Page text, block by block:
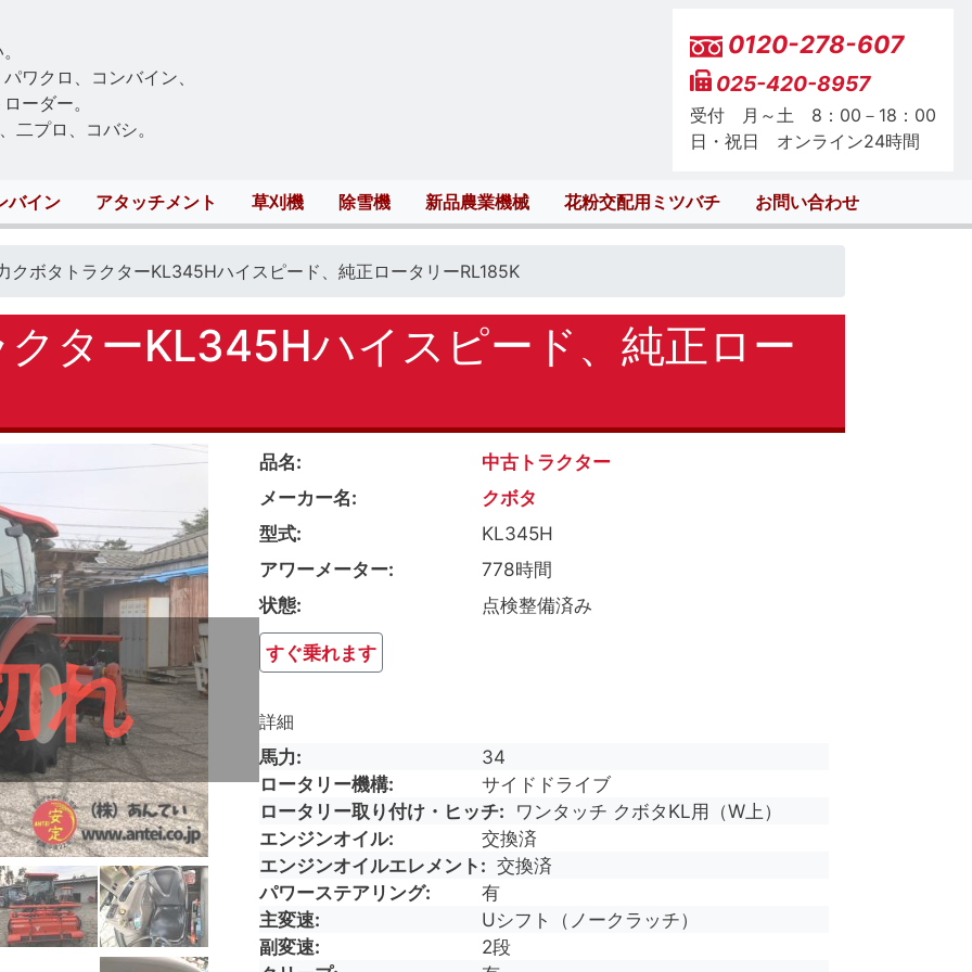
ワクロ、コンバイン、
ーダー。
二プロ、コバシ。
0120-278-607
025-420-8957
受付 月～土 8：00－18：00
日・祝日 オンライン24時間
バイン アタッチメント 草刈機 除雪機 新品農業機械 花粉交配用ミツバチ お問い合わせ
クボタトラクターKL345Hハイスピード、純正ロータリーRL185K
ターKL345Hハイスピード、純正ロー
れ
品名
中古トラクター
メーカー名
クボタ
型式
KL345H
アワーメーター
778時間
状態
点検整備済み
すぐ乗れます
詳細
馬力
34
ロータリー機構
サイドドライブ
ロータリー取り付け・ヒッチ
ワンタッチ クボタKL用（W上）
エンジンオイル
交換済
エンジンオイルエレメント
交換済
パワーステアリング
有
主変速
Uシフト（ノークラッチ）
副変速
2段